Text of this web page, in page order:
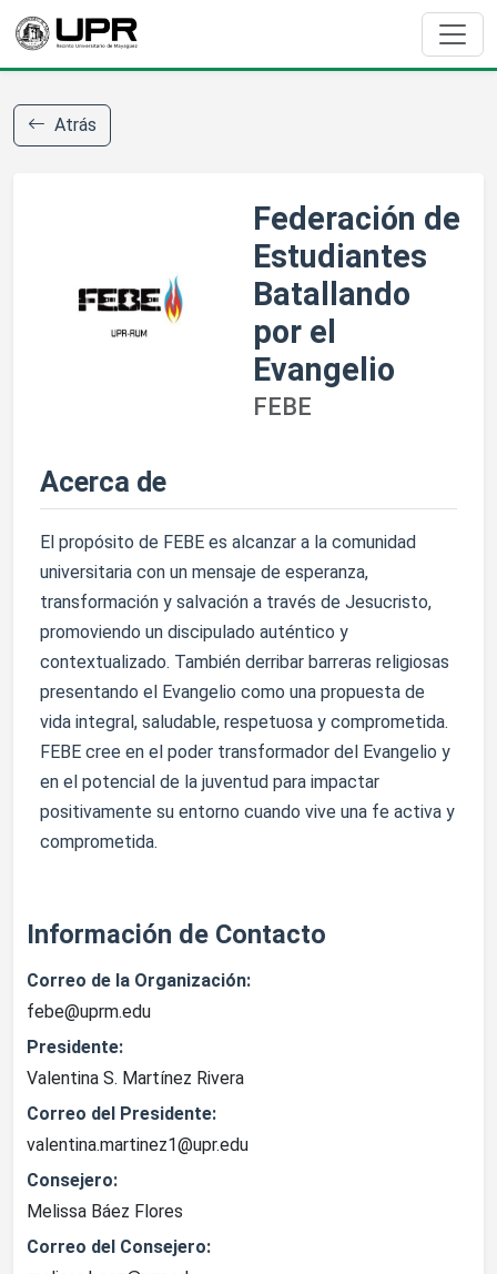
Atrás
Federación de
Estudiantes
Batallando
por el
Evangelio
FEBE
Acerca de
El propósito de FEBE es alcanzar a la comunidad
universitaria con un mensaje de esperanza,
transformación y salvación a través de Jesucristo,
promoviendo un discipulado auténtico y
contextualizado. También derribar barreras religiosas
presentando el Evangelio como una propuesta de
vida integral, saludable, respetuosa y comprometida.
FEBE cree en el poder transformador del Evangelio y
en el potencial de la juventud para impactar
positivamente su entorno cuando vive una fe activa y
comprometida.
Información de Contacto
Correo de la Organización:
febe@uprm.edu
Presidente:
Valentina S. Martínez Rivera
Correo del Presidente:
valentina.martinez1@upr.edu
Consejero:
Melissa Báez Flores
Correo del Consejero: